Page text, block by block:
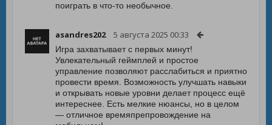
поиграть в что-то необычное.
asandres202 5 августа 2025 00:33
Игра захватывает с первых минут!
Увлекательный геймплей и простое
управление позволяют расслабиться и приятно
провести время. Возможность улучшать навыки
и открывать новые уровни делает процесс ещё
интереснее. Есть мелкие нюансы, но в целом
— отличное времяпрепровождение на